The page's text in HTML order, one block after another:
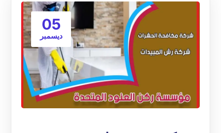
05
ديسمبر